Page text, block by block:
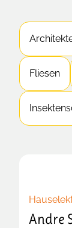
Fliesen
Andre